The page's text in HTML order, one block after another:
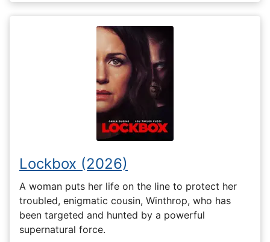
Lockbox (2026)
A woman puts her life on the line to protect her
troubled, enigmatic cousin, Winthrop, who has
been targeted and hunted by a powerful
supernatural force.